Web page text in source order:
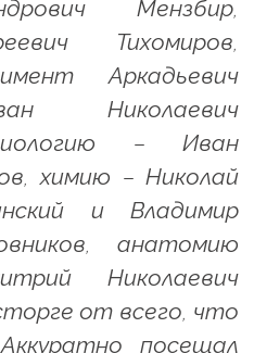
Мензбир,
Тихомиров,
Аркадьевич
Николаевич
– Иван
химию – Николай
и Владимир
анатомию
Николаевич
от всего, что
посещал